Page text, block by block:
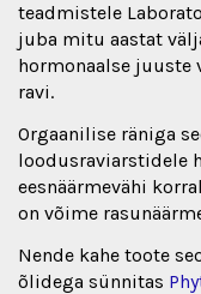
teadmistele
juba mitu aastat
hormonaalse juuste
ravi.
Orgaanilise räniga
loodusraviarstidele
eesnäärmevähi
on võime
Nende kahe toote
õlidega sünnitas